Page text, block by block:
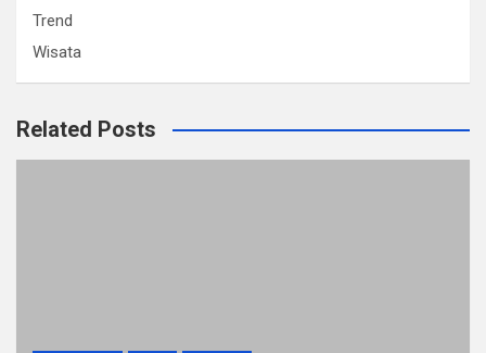
Trend
Wisata
Related Posts